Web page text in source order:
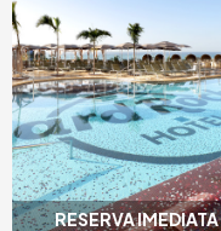
RESERVA IMEDIATA